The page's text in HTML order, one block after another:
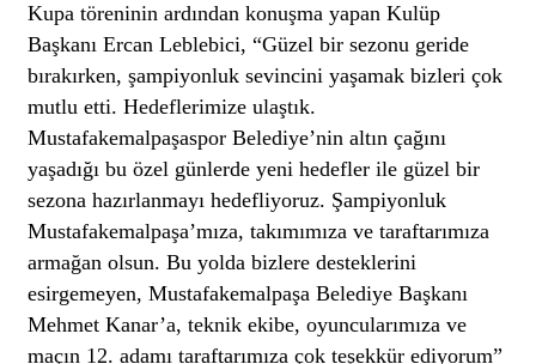
Kupa töreninin ardından konuşma yapan Kulüp
Başkanı Ercan Leblebici, “Güzel bir sezonu geride
bırakırken, şampiyonluk sevincini yaşamak bizleri çok
mutlu etti. Hedeflerimize ulaştık.
Mustafakemalpaşaspor Belediye’nin altın çağını
yaşadığı bu özel günlerde yeni hedefler ile güzel bir
sezona hazırlanmayı hedefliyoruz. Şampiyonluk
Mustafakemalpaşa’mıza, takımımıza ve taraftarımıza
armağan olsun. Bu yolda bizlere desteklerini
esirgemeyen, Mustafakemalpaşa Belediye Başkanı
Mehmet Kanar’a, teknik ekibe, oyuncularımıza ve
maçın 12. adamı taraftarımıza çok teşekkür ediyorum”